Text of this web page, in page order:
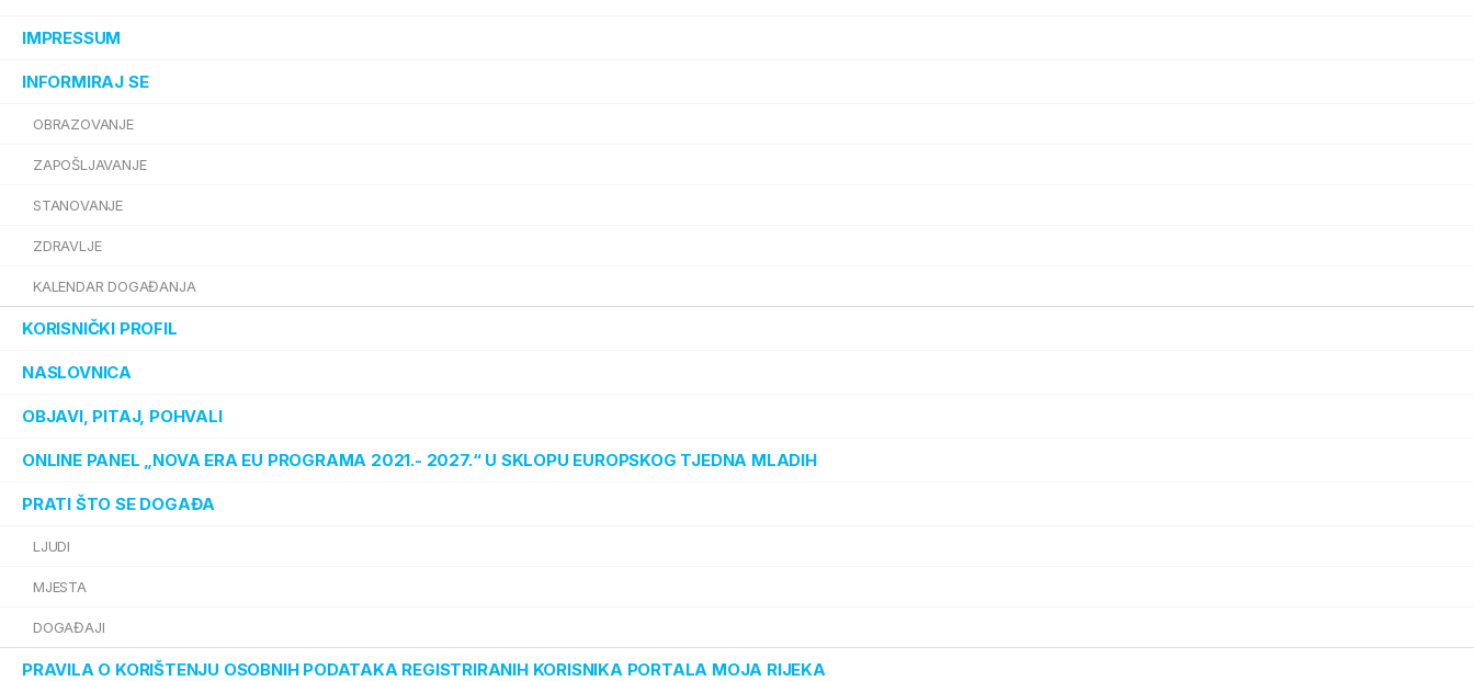
IMPRESSUM
INFORMIRAJ SE
OBRAZOVANJE
ZAPOŠLJAVANJE
STANOVANJE
ZDRAVLJE
KALENDAR DOGAĐANJA
KORISNIČKI PROFIL
NASLOVNICA
OBJAVI, PITAJ, POHVALI
ONLINE PANEL „NOVA ERA EU PROGRAMA 2021.- 2027.“ U SKLOPU EUROPSKOG TJEDNA MLADIH
PRATI ŠTO SE DOGAĐA
LJUDI
MJESTA
DOGAĐAJI
PRAVILA O KORIŠTENJU OSOBNIH PODATAKA REGISTRIRANIH KORISNIKA PORTALA MOJA RIJEKA